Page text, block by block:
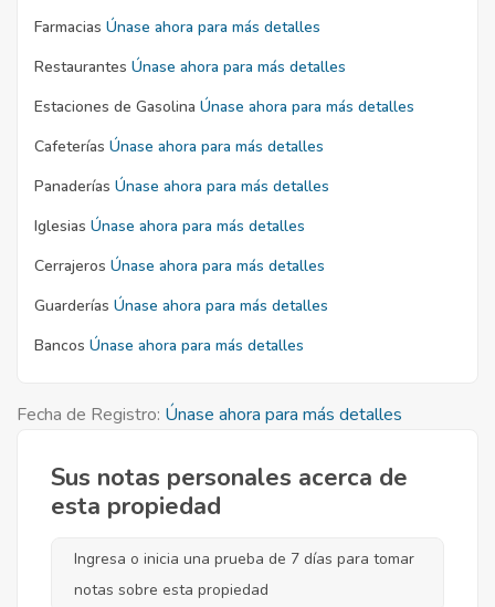
Farmacias Únase ahora para más detalles
Restaurantes Únase ahora para más detalles
Estaciones de Gasolina Únase ahora para más detalles
Cafeterías Únase ahora para más detalles
Panaderías Únase ahora para más detalles
Iglesias Únase ahora para más detalles
Cerrajeros Únase ahora para más detalles
Guarderías Únase ahora para más detalles
Bancos Únase ahora para más detalles
Fecha de Registro: Únase ahora para más detalles
Sus notas personales acerca de
esta propiedad